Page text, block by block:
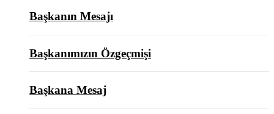
Başkanın Mesajı
Başkanımızın Özgeçmişi
Başkana Mesaj